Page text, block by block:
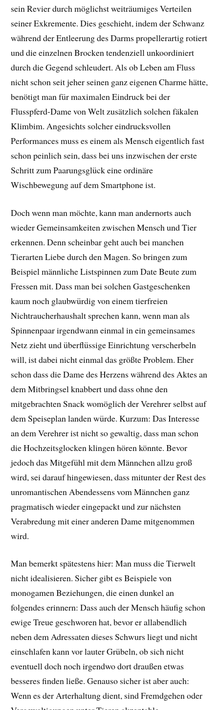
sein Revier durch möglichst weiträumiges Verteilen
seiner Exkremente. Dies geschieht, indem der Schwanz
während der Entleerung des Darms propellerartig rotiert
und die einzelnen Brocken tendenziell unkoordiniert
durch die Gegend schleudert. Als ob Leben am Fluss
nicht schon seit jeher seinen ganz eigenen Charme hätte,
benötigt man für maximalen Eindruck bei der
Flusspferd-Dame von Welt zusätzlich solchen fäkalen
Klimbim. Angesichts solcher eindrucksvollen
Performances muss es einem als Mensch eigentlich fast
schon peinlich sein, dass bei uns inzwischen der erste
Schritt zum Paarungsglück eine ordinäre
Wischbewegung auf dem Smartphone ist.
Doch wenn man möchte, kann man andernorts auch
wieder Gemeinsamkeiten zwischen Mensch und Tier
erkennen. Denn scheinbar geht auch bei manchen
Tierarten Liebe durch den Magen. So bringen zum
Beispiel männliche Listspinnen zum Date Beute zum
Fressen mit. Dass man bei solchen Gastgeschenken
kaum noch glaubwürdig von einem tierfreien
Nichtraucherhaushalt sprechen kann, wenn man als
Spinnenpaar irgendwann einmal in ein gemeinsames
Netz zieht und überflüssige Einrichtung verscherbeln
will, ist dabei nicht einmal das größte Problem. Eher
schon dass die Dame des Herzens während des Aktes an
dem Mitbringsel knabbert und dass ohne den
mitgebrachten Snack womöglich der Verehrer selbst auf
dem Speiseplan landen würde. Kurzum: Das Interesse
an dem Verehrer ist nicht so gewaltig, dass man schon
die Hochzeitsglocken klingen hören könnte. Bevor
jedoch das Mitgefühl mit dem Männchen allzu groß
wird, sei darauf hingewiesen, dass mitunter der Rest des
unromantischen Abendessens vom Männchen ganz
pragmatisch wieder eingepackt und zur nächsten
Verabredung mit einer anderen Dame mitgenommen
wird.
Man bemerkt spätestens hier: Man muss die Tierwelt
nicht idealisieren. Sicher gibt es Beispiele von
monogamen Beziehungen, die einen dunkel an
folgendes erinnern: Dass auch der Mensch häufig schon
ewige Treue geschworen hat, bevor er allabendlich
neben dem Adressaten dieses Schwurs liegt und nicht
einschlafen kann vor lauter Grübeln, ob sich nicht
eventuell doch noch irgendwo dort draußen etwas
besseres finden ließe. Genauso sicher ist aber auch:
Wenn es der Arterhaltung dient, sind Fremdgehen oder